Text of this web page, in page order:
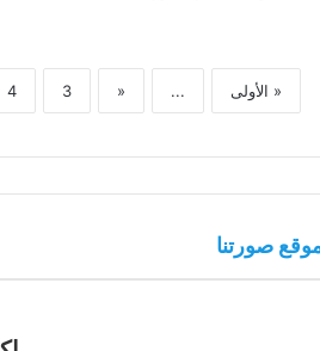
« الأولى ...
«
3
4
صورتنا